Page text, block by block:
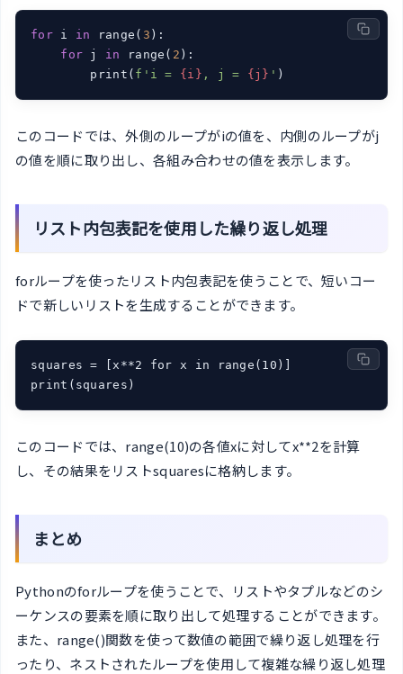
for i in range( 3 ):
for j in range( 2 ):
        print(
f'i = {i} , j = {j} ' )
このコードでは、外側のループがiの値を、内側のループがj
の値を順に取り出し、各組み合わせの値を表示します。
リスト内包表記を使用した繰り返し処理
forループを使ったリスト内包表記を使うことで、短いコー
ドで新しいリストを生成することができます。
squares = [x**2 for x in range(10)]
print(squares)
このコードでは、range(10)の各値xに対してx**2を計算
し、その結果をリストsquaresに格納します。
まとめ
Pythonのforループを使うことで、リストやタプルなどのシ
ーケンスの要素を順に取り出して処理することができます。
また、range()関数を使って数値の範囲で繰り返し処理を行
ったり、ネストされたループを使用して複雑な繰り返し処理